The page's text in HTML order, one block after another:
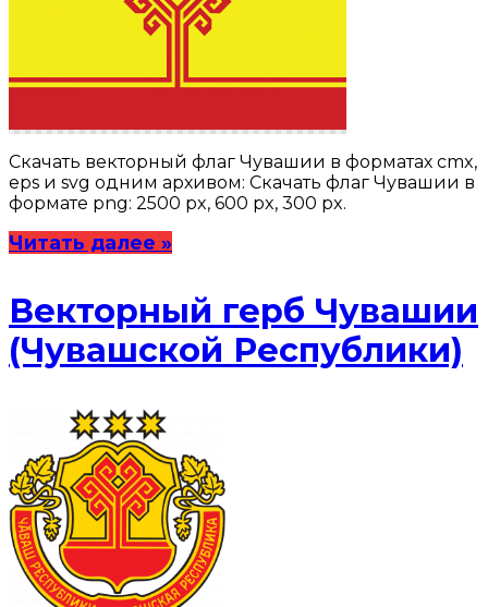
Скачать векторный флаг Чувашии в форматах cmx,
eps и svg одним архивом: Скачать флаг Чувашии в
формате png: 2500 px, 600 px, 300 px.
Читать далее »
Векторный герб Чувашии
(Чувашской Республики)